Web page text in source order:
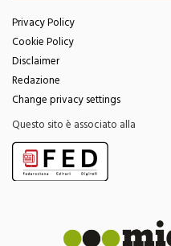
Privacy Policy
Cookie Policy
Disclaimer
Redazione
Change privacy settings
Questo sito è associato alla